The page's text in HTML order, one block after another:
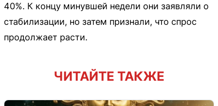
40%. К концу минувшей недели они заявляли о
стабилизации, но затем признали, что спрос
продолжает расти.
ЧИТАЙТЕ ТАКЖЕ